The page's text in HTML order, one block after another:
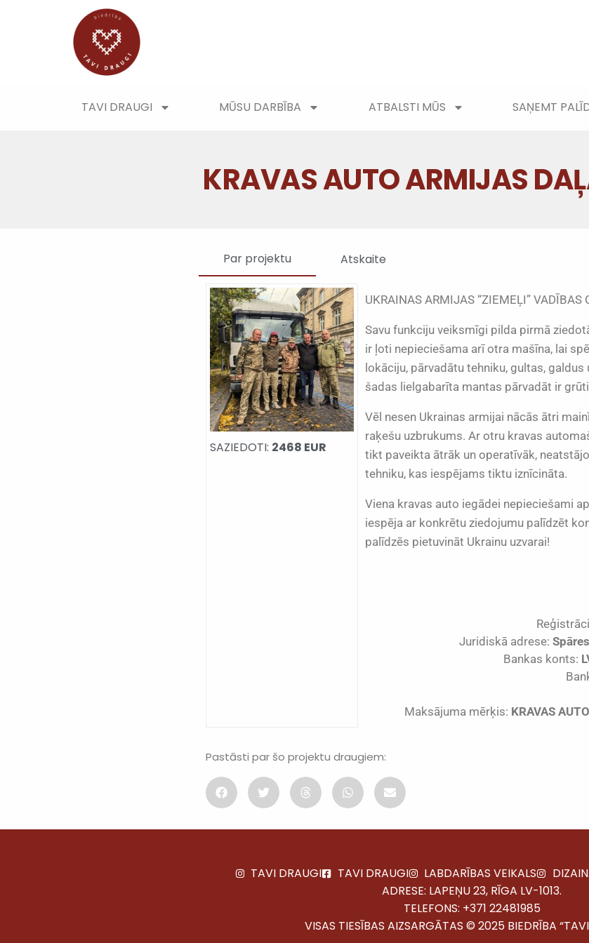
TAVI DRAUGI MŪSU DARBĪBA ATBALSTI MŪS SAŅEMT
KRAVAS AUTO ARMIJAS
Par projektu Atskaite
SAZIEDOTI: 2468 EUR
UKRAINAS ARMIJAS “ZIEMEĻI” VADĪBAS
Savu funkciju veiksmīgi pilda pirmā
ir ļoti nepieciešama arī otra mašīna, lai
lokāciju, pārvadātu tehniku, gultas,
šadas lielgabarīta mantas pārvadāt ir
Vēl nesen Ukrainas armijai nācās ātri
raķešu uzbrukums. Ar otru kravas
tikt paveikta ātrāk un operatīvāk,
tehniku, kas iespējams tiktu iznīcināta.
Viena kravas auto iegādei nepieciešami
iespēja ar konkrētu ziedojumu palīdzēt
palīdzēs pietuvināt Ukrainu uzvarai!
Juridiskā adrese:
Bankas konts:
Maksājuma mērķis: KRAVAS
Pastāsti par šo projektu draugiem:
TAVI DRAUGI TAVI DRAUGI LABDARĪBAS VEIKALS
ADRESE: LAPEŅU 23, RĪGA LV-1013.
TELEFONS: +371 22481985
VISAS TIESĪBAS AIZSARGĀTAS © 2025 BIEDRĪBA